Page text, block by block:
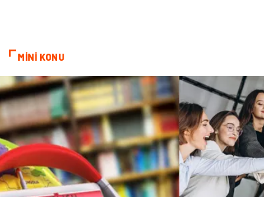
Çadır Yazı Tahtaları
Pet Malzemeleri
MİNİ KONU